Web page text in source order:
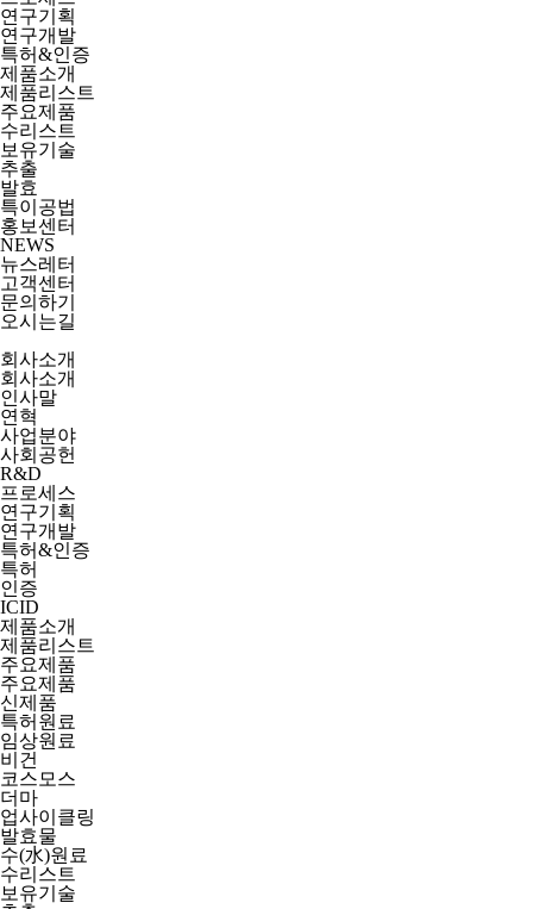
연구기획
연구개발
특허&인증
제품소개
제품리스트
주요제품
수리스트
보유기술
추출
발효
특이공법
홍보센터
NEWS
뉴스레터
고객센터
문의하기
오시는길
회사소개
회사소개
인사말
연혁
사업분야
사회공헌
R&D
프로세스
연구기획
연구개발
특허&인증
특허
인증
ICID
제품소개
제품리스트
주요제품
주요제품
신제품
특허원료
임상원료
비건
코스모스
더마
업사이클링
발효물
수(水)원료
수리스트
보유기술